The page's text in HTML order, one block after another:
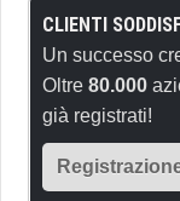
CLIENTI
Un successo
Oltre 80.000
già registrati!